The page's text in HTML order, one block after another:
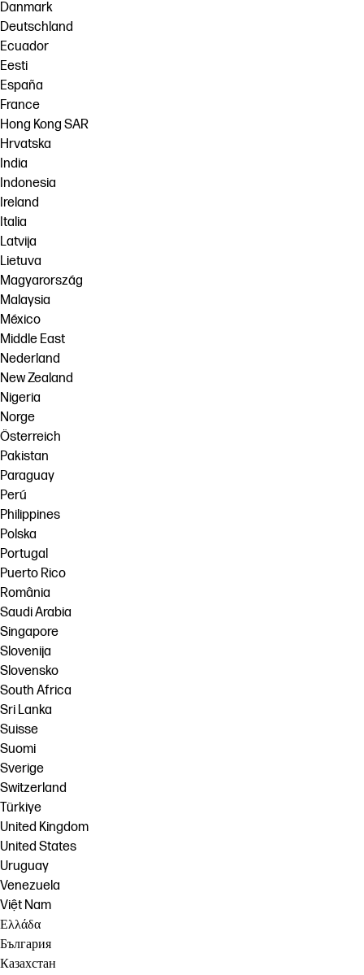
Danmark
Deutschland
Ecuador
Eesti
España
France
Hong Kong SAR
Hrvatska
India
Indonesia
Ireland
Italia
Latvija
Lietuva
Magyarország
Malaysia
México
Middle East
Nederland
New Zealand
Nigeria
Norge
Österreich
Pakistan
Paraguay
Perú
Philippines
Polska
Portugal
Puerto Rico
România
Saudi Arabia
Singapore
Slovenija
Slovensko
South Africa
Sri Lanka
Suisse
Suomi
Sverige
Switzerland
Türkiye
United Kingdom
United States
Uruguay
Venezuela
Việt Nam
Ελλάδα
България
Казахстан